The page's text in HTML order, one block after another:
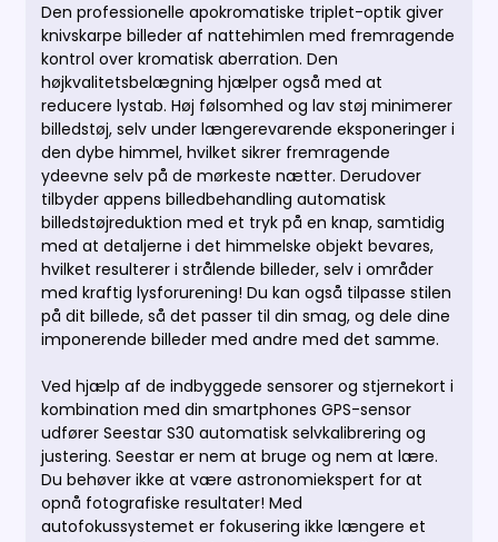
Den professionelle apokromatiske triplet-optik giver
knivskarpe billeder af nattehimlen med fremragende
kontrol over kromatisk aberration. Den
højkvalitetsbelægning hjælper også med at
reducere lystab. Høj følsomhed og lav støj minimerer
billedstøj, selv under længerevarende eksponeringer i
den dybe himmel, hvilket sikrer fremragende
ydeevne selv på de mørkeste nætter. Derudover
tilbyder appens billedbehandling automatisk
billedstøjreduktion med et tryk på en knap, samtidig
med at detaljerne i det himmelske objekt bevares,
hvilket resulterer i strålende billeder, selv i områder
med kraftig lysforurening! Du kan også tilpasse stilen
på dit billede, så det passer til din smag, og dele dine
imponerende billeder med andre med det samme.
Ved hjælp af de indbyggede sensorer og stjernekort i
kombination med din smartphones GPS-sensor
udfører Seestar S30 automatisk selvkalibrering og
justering. Seestar er nem at bruge og nem at lære.
Du behøver ikke at være astronomiekspert for at
opnå fotografiske resultater! Med
autofokussystemet er fokusering ikke længere et